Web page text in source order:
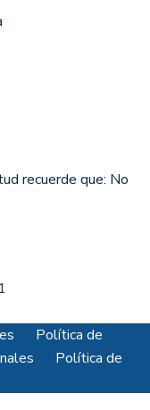
recuerde que: No
Política de
Política de